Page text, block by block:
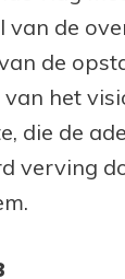
van de
de
het
die de
verving